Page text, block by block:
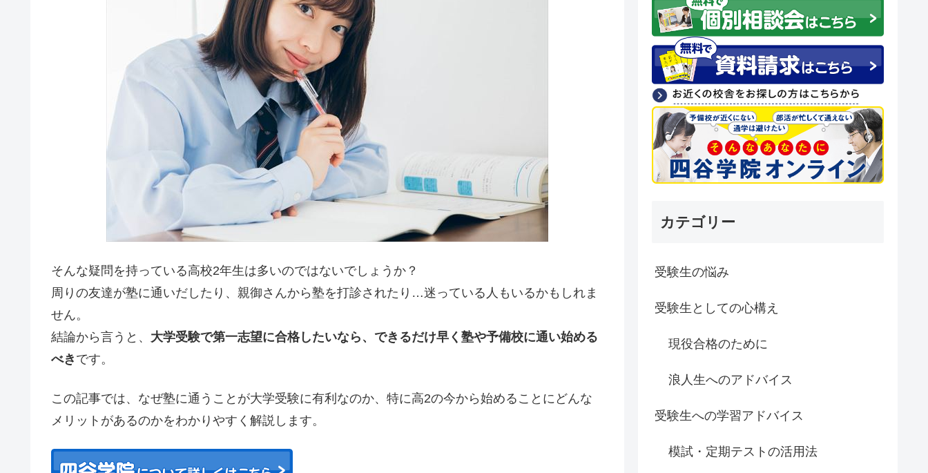
そんな疑問を持っている高校2年生は多いのではないでしょうか？
周りの友達が塾に通いだしたり、親御さんから塾を打診されたり…迷っている人もいるかもしれま
せん。
結論から言うと、 大学受験で第一志望に合格したいなら、できるだけ早く塾や予備校に通い始める
べき です。
この記事では、なぜ塾に通うことが大学受験に有利なのか、特に高2の今から始めることにどんな
メリットがあるのかをわかりやすく解説します。
カテゴリー
受験生の悩み
受験生としての心構え
現役合格のために
浪人生へのアドバイス
受験生への学習アドバイス
模試・定期テストの活用法